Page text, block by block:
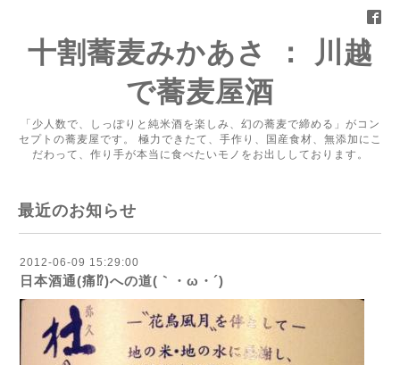
十割蕎麦みかあさ ： 川越
で蕎麦屋酒
「少人数で、しっぽりと純米酒を楽しみ、幻の蕎麦で締める」がコン
セプトの蕎麦屋です。 極力できたて、手作り、国産食材、無添加にこ
だわって、作り手が本当に食べたいモノをお出ししております。
最近のお知らせ
2012-06-09 15:29:00
日本酒通(痛⁉)への道(｀・ω・´)ゞ